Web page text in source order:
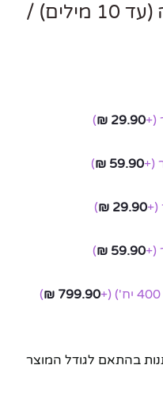
הקדשה על לוחית קטנה (עד 10 מילים) /
(+
29.90
₪
)
(+
59.90
₪
)
(+
29.90
₪
)
(+
59.90
₪
)
(+
799.90
₪
)
בהתאם לגודל המוצר